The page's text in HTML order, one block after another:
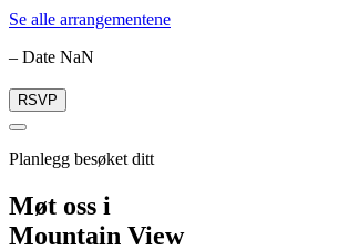
Se alle arrangementene
– Date NaN
RSVP
Planlegg besøket ditt
Møt oss i
Mountain View